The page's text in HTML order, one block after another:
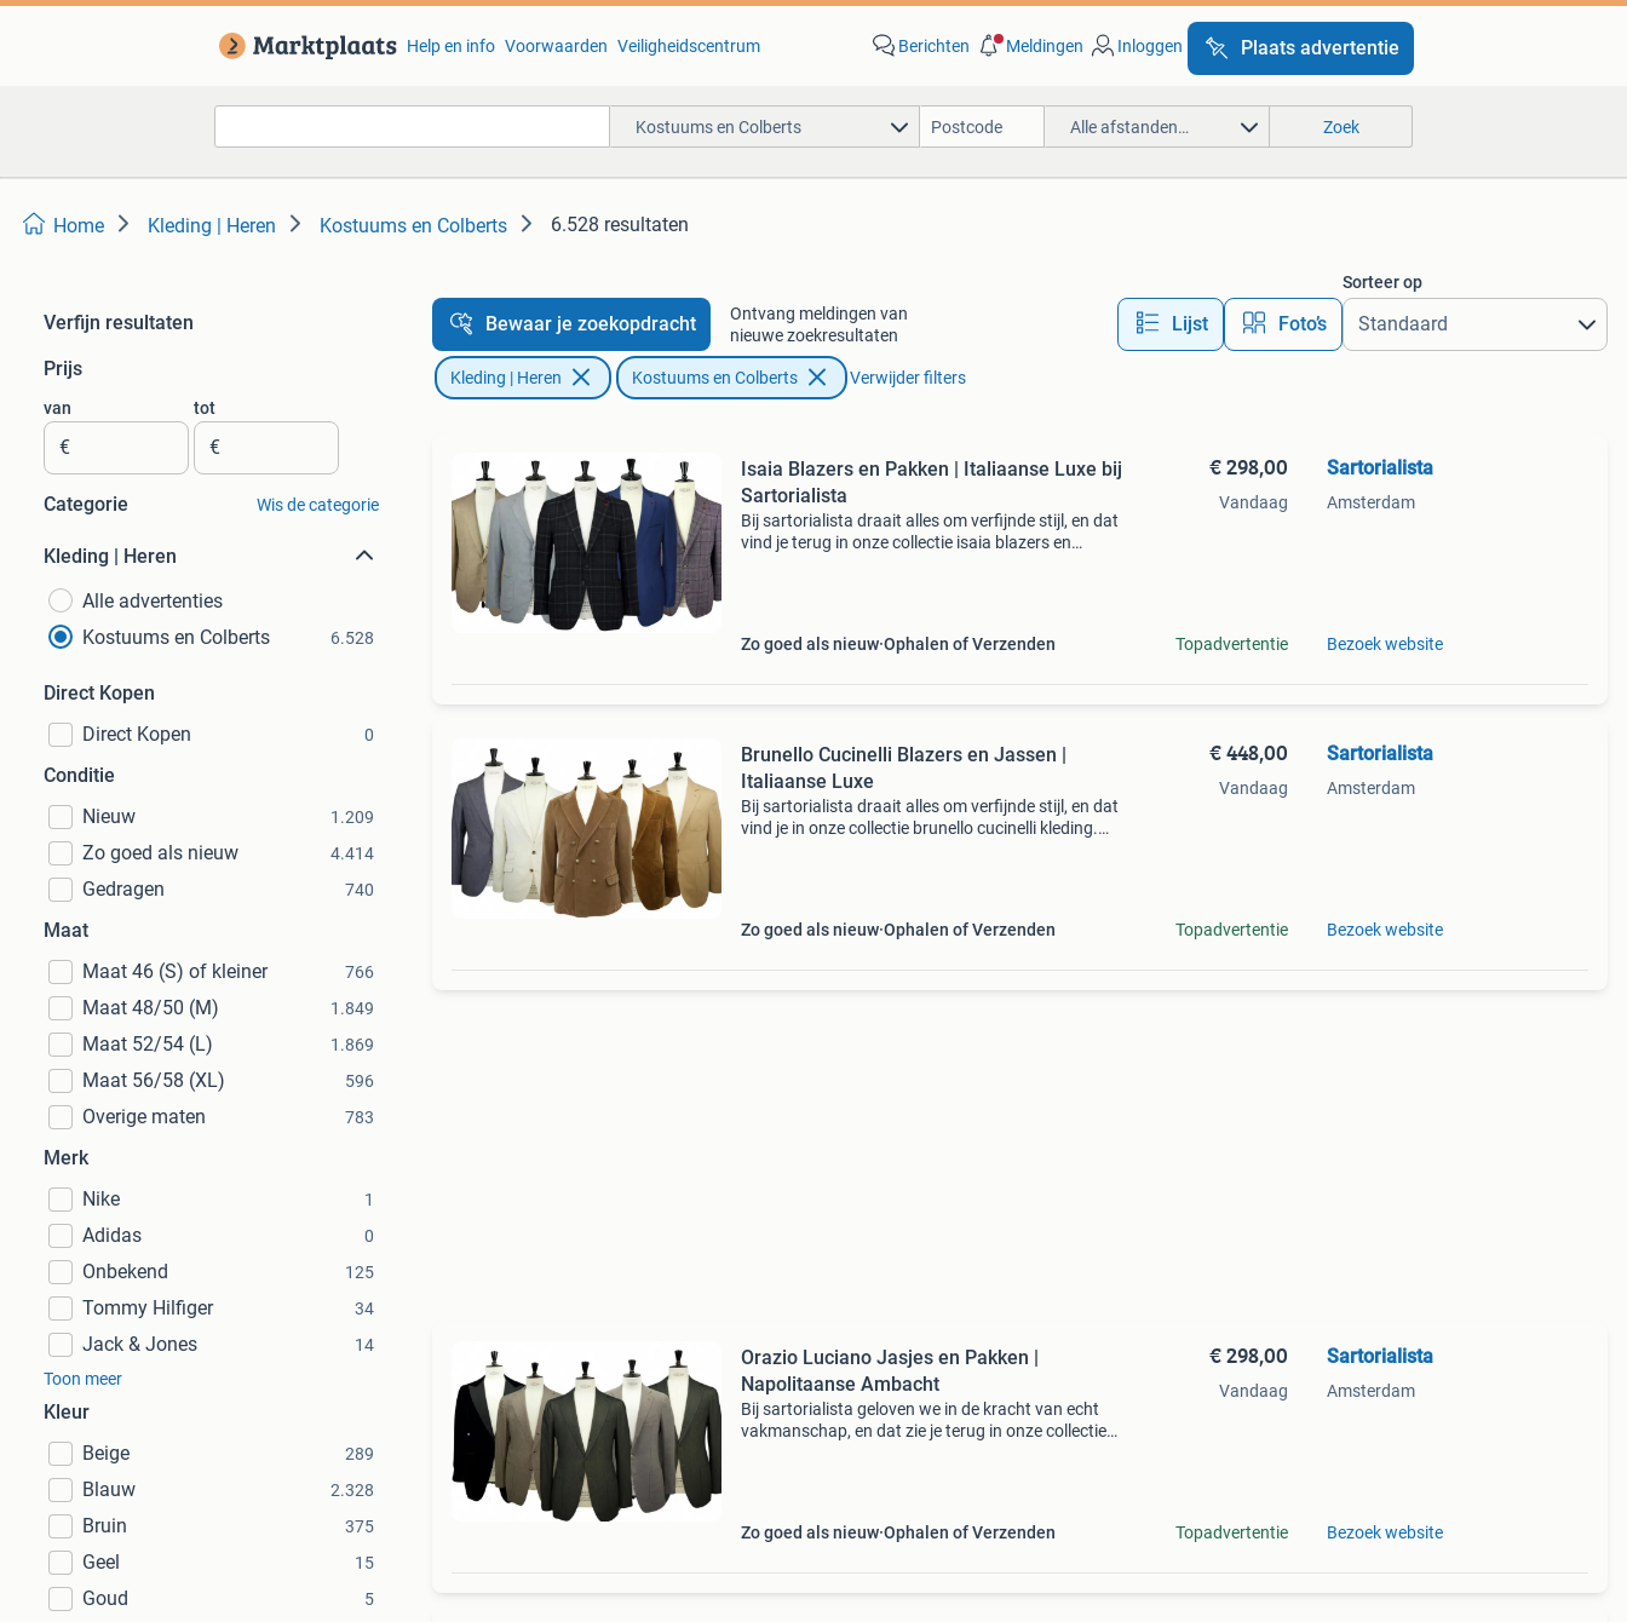
Help en info Voorwaarden Veiligheidscentrum Berichten Meldingen Inloggen Plaats advertentie
Kostuums en Colberts Alle afstanden… Zoek
Home Kleding | Heren Kostuums en Colberts 6.528 resultaten
Verfijn resultaten
Prijs
van
€
tot
€
Categorie Wis de categorie
Kleding | Heren
Alle advertenties
Kostuums en Colberts
6.528
Direct Kopen
Direct Kopen
0
Conditie
Nieuw
1.209
Zo goed als nieuw 4.414
Gedragen 740
Maat
Maat 46 (S) of kleiner
766
Maat 48/50 (M) 1.849
Maat 52/54 (L) 1.869
Maat 56/58 (XL) 596
Overige maten 783
Merk
Nike
1
Adidas 0
Onbekend 125
Tommy Hilfiger 34
Jack & Jones
14
Toon meer
Kleur
Beige
289
Blauw 2.328
Bruin 375
Geel 15
Goud 5
Bewaar je zoekopdracht
Ontvang meldingen van
nieuwe zoekresultaten
Lijst Foto’s
Sorteer op
Kleding | Heren Kostuums en Colberts Verwijder filters
Isaia Blazers en Pakken | Italiaanse Luxe bij
Sartorialista
Bij sartorialista draait alles om verfijnde stijl, en dat
vind je terug in onze collectie isaia blazers en
Zo goed als nieuw Ophalen of Verzenden
€ 298,00
Vandaag
Topadvertentie
Sartorialista
Amsterdam
Bezoek website
Brunello Cucinelli Blazers en Jassen |
Italiaanse Luxe
Bij sartorialista draait alles om verfijnde stijl, en dat
vind je in onze collectie brunello cucinelli kleding.
Zo goed als nieuw Ophalen of Verzenden
€ 448,00
Vandaag
Topadvertentie
Sartorialista
Amsterdam
Bezoek website
Orazio Luciano Jasjes en Pakken |
Napolitaanse Ambacht
Bij sartorialista geloven we in de kracht van echt
vakmanschap, en dat zie je terug in onze collectie
Zo goed als nieuw Ophalen of Verzenden
€ 298,00
Vandaag
Topadvertentie
Sartorialista
Amsterdam
Bezoek website